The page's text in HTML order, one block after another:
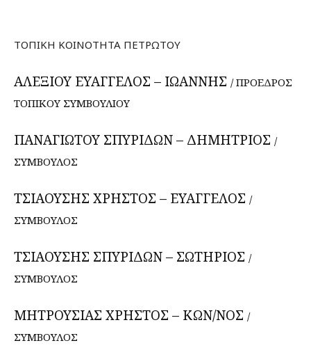
ΤΟΠΙΚΗ ΚΟΙΝΟΤΗΤΑ ΠΕΤΡΩΤΟΥ
ΑΛΕΞΙΟΥ ΕΥΑΓΓΕΛΟΣ – ΙΩΑΝΝΗΣ / ΠΡΟΕΔΡΟΣ
ΤΟΠΙΚΟΥ ΣΥΜΒΟΥΛΙΟΥ
ΠΑΝΑΓΙΩΤΟΥ ΣΠΥΡΙΔΩΝ – ΔΗΜΗΤΡΙΟΣ /
ΣΥΜΒΟΥΛΟΣ
ΤΣΙΑΟΥΣΗΣ ΧΡΗΣΤΟΣ – ΕΥΑΓΓΕΛΟΣ /
ΣΥΜΒΟΥΛΟΣ
ΤΣΙΑΟΥΣΗΣ ΣΠΥΡΙΔΩΝ – ΣΩΤΗΡΙΟΣ /
ΣΥΜΒΟΥΛΟΣ
ΜΗΤΡΟΥΣΙΑΣ ΧΡΗΣΤΟΣ – ΚΩΝ/ΝΟΣ /
ΣΥΜΒΟΥΛΟΣ